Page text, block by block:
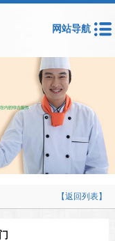
网站导航
【返回列表】